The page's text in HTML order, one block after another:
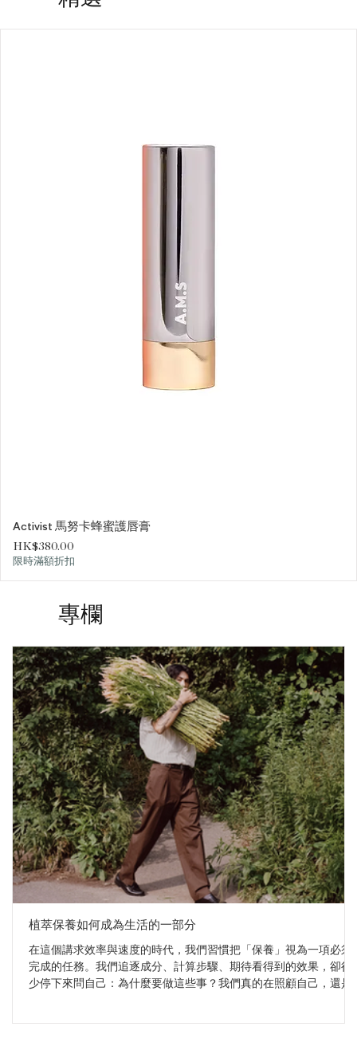
專欄
Activist 馬努卡蜂蜜護唇膏
價格
HK$380.00
限時滿額折扣
植萃保養如何成為生活的一部分
在這個講求效率與速度的時代，我們習慣把「保養」視為一項必須
完成的任務。我們追逐成分、計算步驟、期待看得到的效果，卻很
少停下來問自己：為什麼要做這些事？我們真的在照顧自己，還是